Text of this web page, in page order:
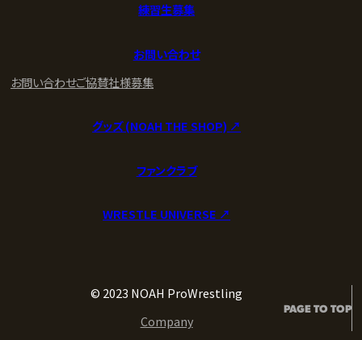
練習生募集
お問い合わせ
お問い合わせご協賛社様募集
グッズ (NOAH THE SHOP) ↗︎
ファンクラブ
WRESTLE UNIVERSE ↗︎
© 2023 NOAH ProWrestling
Company
PAGE TO TOP